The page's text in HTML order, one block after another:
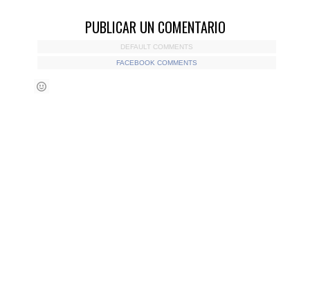
PUBLICAR UN COMENTARIO
DEFAULT COMMENTS
FACEBOOK COMMENTS